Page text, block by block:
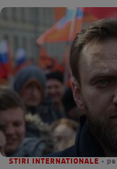
STIRI INTERNATIONALE •